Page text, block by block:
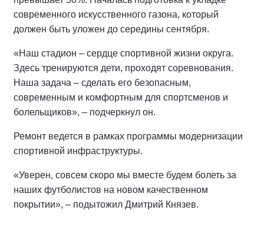
современного искусственного газона, который
должен быть уложен до середины сентября.
«Наш стадион – сердце спортивной жизни округа.
Здесь тренируются дети, проходят соревнования.
Наша задача – сделать его безопасным,
современным и комфортным для спортсменов и
болельщиков», – подчеркнул он.
Ремонт ведется в рамках программы модернизации
спортивной инфраструктуры.
«Уверен, совсем скоро мы вместе будем болеть за
наших футболистов на новом качественном
покрытии», – подытожил Дмитрий Князев.